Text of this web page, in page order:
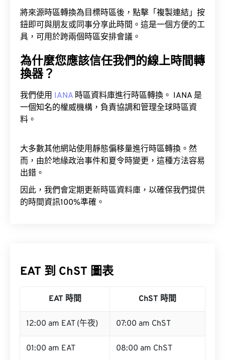
將來源時區轉換為目標時區後，點擊「複製連結」按
鈕即可與朋友或同事分享此時間。這是一個方便的工
具，可用於跨兩個時區安排會議。
為什麼您應該信任我們的線上時間轉
換器？
我們使用 IANA 時區資料庫進行時區轉換。 IANA 是
一個知名的權威機構，負責協調和管理全球時區資
料。
大多數其他網站使用靜態偏移量進行時區轉換。然
而，由於地緣政治事件和夏令時變更，這種方法容易
出錯。
因此，我們會定期更新時區資料庫，以確保我們提供
的時間資訊100%準確。
EAT 到 ChST 圖表
EAT 時間 ChST 時間
12:00 am EAT (午夜) 07:00 am ChST
01:00 am EAT 08:00 am ChST